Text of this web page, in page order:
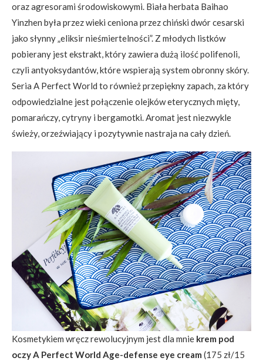
oraz agresorami środowiskowymi. Biała herbata Baihao
Yinzhen była przez wieki ceniona przez chiński dwór cesarski
jako słynny „eliksir nieśmiertelności”. Z młodych listków
pobierany jest ekstrakt, który zawiera dużą ilość polifenoli,
czyli antyoksydantów, które wspierają system obronny skóry.
Seria A Perfect World to również przepiękny zapach, za który
odpowiedzialne jest połączenie olejków eterycznych mięty,
pomarańczy, cytryny i bergamotki. Aromat jest niezwykle
świeży, orzeźwiający i pozytywnie nastraja na cały dzień.
Kosmetykiem wręcz rewolucyjnym jest dla mnie krem pod
oczyA Perfect World Age-defense eye cream (175 zł/15